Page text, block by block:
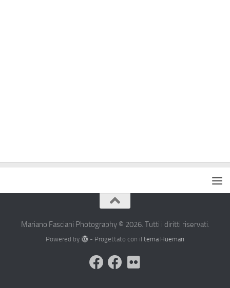
Mariano Fasciani Photography © 2026. Tutti i diritti riservati.
Powered by - Progettato con il tema Hueman